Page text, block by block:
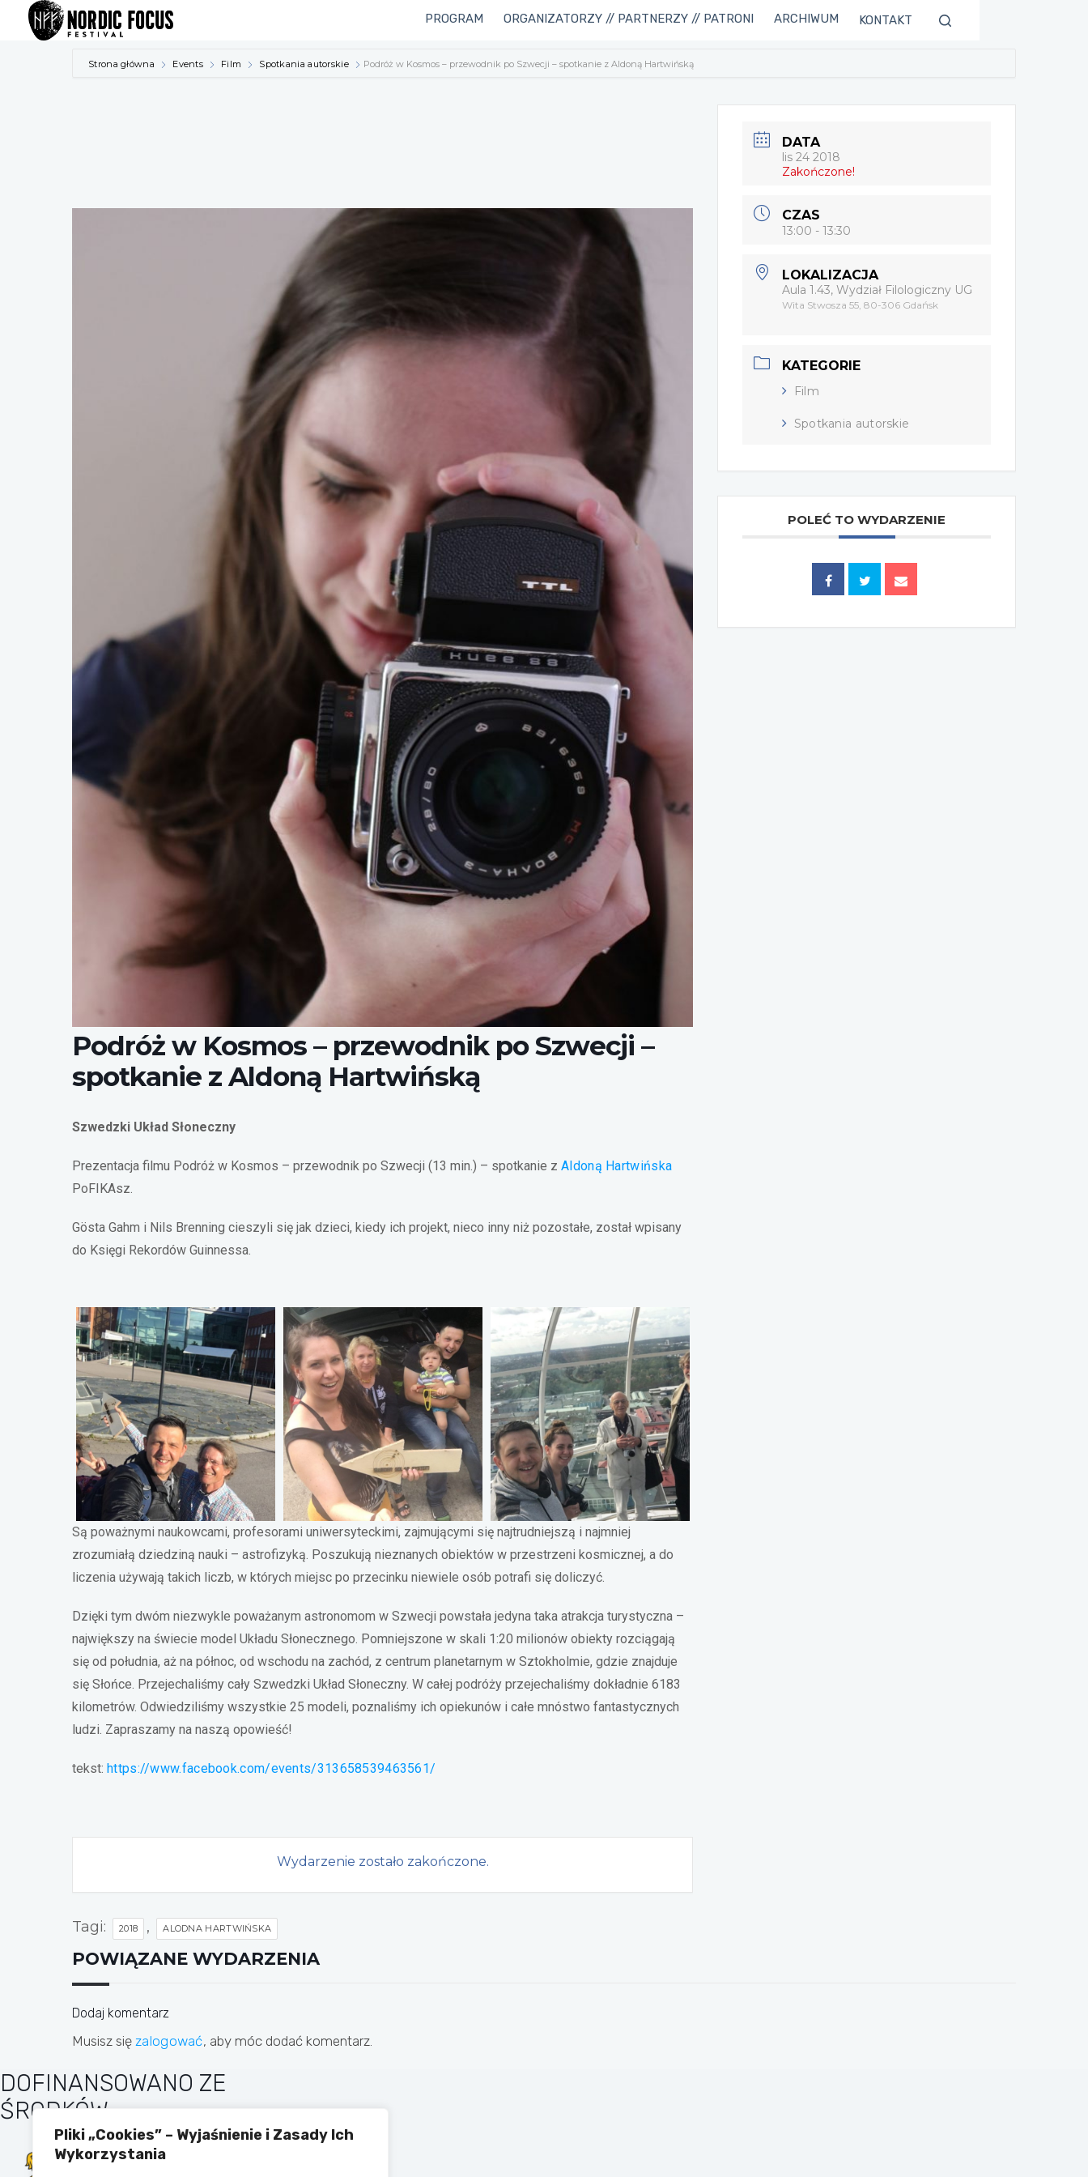
Pliki „Cookies” – Wyjaśnienie i Zasady Ich
Wykorzystania
Przejdź
treści
PROGRAM ORGANIZATORZY // PARTNERZY // PATRONI ARCHIWUM KONTAKT
Strona główna Events Film Spotkania autorskie Podróż w Kosmos – przewodnik po Szwecji – spotkanie z Aldoną Hartwińską
Podróż w Kosmos – przewodnik po Szwecji –
spotkanie z Aldoną Hartwińską
Szwedzki Układ Słoneczny
Prezentacja filmu Podróż w Kosmos – przewodnik po Szwecji (13 min.) – spotkanie z Aldoną Hartwińska
PoFIKAsz.
Gösta Gahm i Nils Brenning cieszyli się jak dzieci, kiedy ich projekt, nieco inny niż pozostałe, został wpisany
do Księgi Rekordów Guinnessa.
Są poważnymi naukowcami, profesorami uniwersyteckimi, zajmującymi się najtrudniejszą i najmniej
zrozumiałą dziedziną nauki – astrofizyką. Poszukują nieznanych obiektów w przestrzeni kosmicznej, a do
liczenia używają takich liczb, w których miejsc po przecinku niewiele osób potrafi się doliczyć.
Dzięki tym dwóm niezwykle poważanym astronomom w Szwecji powstała jedyna taka atrakcja turystyczna –
największy na świecie model Układu Słonecznego. Pomniejszone w skali 1:20 milionów obiekty rozciągają
się od południa, aż na północ, od wschodu na zachód, z centrum planetarnym w Sztokholmie, gdzie znajduje
się Słońce. Przejechaliśmy cały Szwedzki Układ Słoneczny. W całej podróży przejechaliśmy dokładnie 6183
kilometrów. Odwiedziliśmy wszystkie 25 modeli, poznaliśmy ich opiekunów i całe mnóstwo fantastycznych
ludzi. Zapraszamy na naszą opowieść!
tekst: https://www.facebook.com/events/313658539463561/
Wydarzenie zostało zakończone.
Tagi: 2018 , ALODNA HARTWIŃSKA
DATA
lis 24 2018
Zakończone!
CZAS
13:00 - 13:30
LOKALIZACJA
Aula 1.43, Wydział Filologiczny UG
Wita Stwosza 55, 80-306 Gdańsk
KATEGORIE
Film
Spotkania autorskie
POLEĆ TO WYDARZENIE
POWIĄZANE WYDARZENIA
Dodaj komentarz
Musisz się zalogować, aby móc dodać komentarz.
DOFINANSOWANO ZE
ŚRODKÓW